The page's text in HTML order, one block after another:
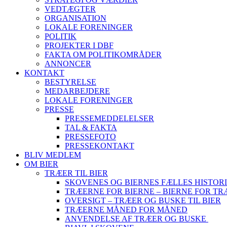
VEDTÆGTER
ORGANISATION
LOKALE FORENINGER
POLITIK
PROJEKTER I DBF
FAKTA OM POLITIKOMRÅDER
ANNONCER
KONTAKT
BESTYRELSE
MEDARBEJDERE
LOKALE FORENINGER
PRESSE
PRESSEMEDDELELSER
TAL & FAKTA
PRESSEFOTO
PRESSEKONTAKT
BLIV MEDLEM
OM BIER
TRÆER TIL BIER
SKOVENES OG BIERNES FÆLLES
TRÆERNE FOR BIERNE – BIERNE FOR
OVERSIGT – TRÆER OG BUSKE TIL BIER
TRÆERNE MÅNED FOR MÅNED
ANVENDELSE AF TRÆER OG BUSKE